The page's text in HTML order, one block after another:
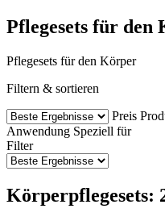
Pflegesets für den
Pflegesets für den Körper
Filtern & sortieren
Preis
Anwendung Speziell für
Filter
Körperpflegesets: